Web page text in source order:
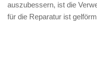
auszubessern, ist die
für die Reparatur ist